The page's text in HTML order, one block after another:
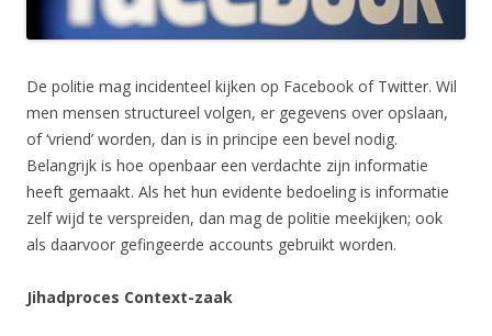
De politie mag incidenteel kijken op Facebook of Twitter. Wil
men mensen structureel volgen, er gegevens over opslaan,
of ‘vriend’ worden, dan is in principe een bevel nodig.
Belangrijk is hoe openbaar een verdachte zijn informatie
heeft gemaakt. Als het hun evidente bedoeling is informatie
zelf wijd te verspreiden, dan mag de politie meekijken; ook
als daarvoor gefingeerde accounts gebruikt worden.
Jihadproces Context-zaak